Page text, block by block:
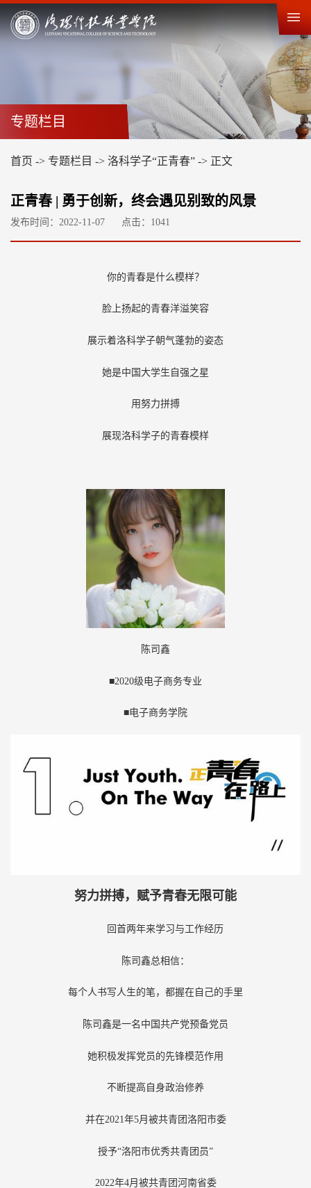
专题栏目
首页 -> 专题栏目 -> 洛科学子“正青春” -> 正文
正青春 | 勇于创新，终会遇见别致的风景
发布时间：2022-11-07 点击： 1041
你的青春是什么模样？
脸上扬起的青春洋溢笑容
展示着洛科学子朝气蓬勃的姿态
她是中国大学生自强之星
用努力拼搏
展现洛科学子的青春模样
陈司鑫
■2020级电子商务专业
■电子商务学院
努力拼搏，赋予青春无限可能
回首两年来学习与工作经历
陈司鑫总相信：
每个人书写人生的笔，都握在自己的手里
陈司鑫是一名中国共产党预备党员
她积极发挥党员的先锋模范作用
不断提高自身政治修养
并在2021年5月被共青团洛阳市委
授予“洛阳市优秀共青团员”
2022年4月被共青团河南省委